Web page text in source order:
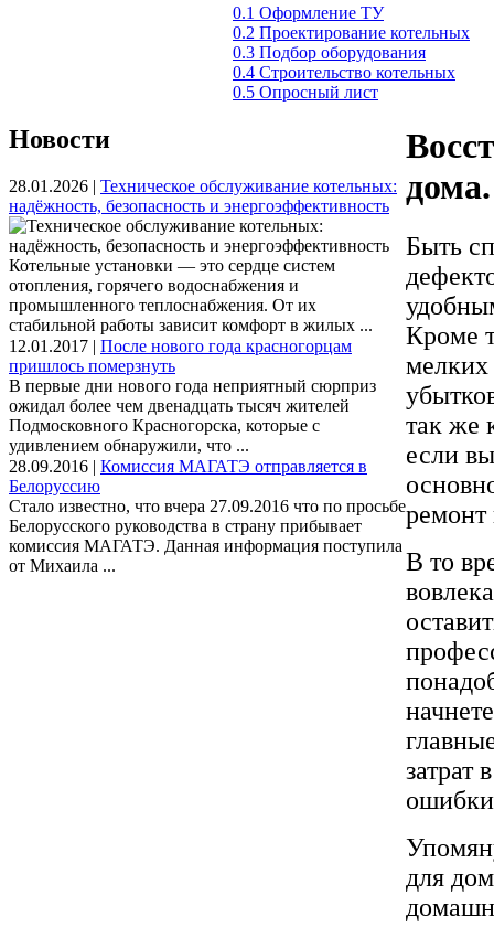
0.1 Оформление ТУ
0.2 Проектирование котельных
0.3 Подбор оборудования
0.4 Строительство котельных
0.5 Опросный лист
Новости
28.01.2026 | Техническое обслуживание котельных:
надёжность, безопасность и энергоэффективность
Котельные установки — это сердце систем
отопления, горячего водоснабжения и
промышленного теплоснабжения. От их
стабильной работы зависит комфорт в жилых ...
12.01.2017 | После нового года красногорцам
пришлось померзнуть
В первые дни нового года неприятный сюрприз
ожидал более чем двенадцать тысяч жителей
Подмосковного Красногорска, которые с
удивлением обнаружили, что ...
28.09.2016 | Комиссия МАГАТЭ отправляется в
Белоруссию
Стало известно, что вчера 27.09.2016 что по просьбе
Белорусского руководства в страну прибывает
комиссия МАГАТЭ. Данная информация поступила
от Михаила ...
дома.
Быть
Кроме
мелких
так же
если
ремонт
В то
затрат
для